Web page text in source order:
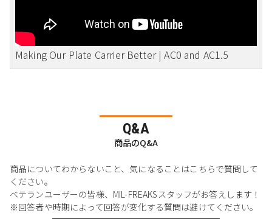
Making Our Plate Carrier Better | AC0 and AC1.5
Q&A
商品のQ&A
商品についてわからないこと、気になることはこちらで質問して
ください。
ベテランユーザーの皆様、MIL-FREAKSスタッフがお答えします！
※回答者や時期によって回答が変化する質問は避けてください。